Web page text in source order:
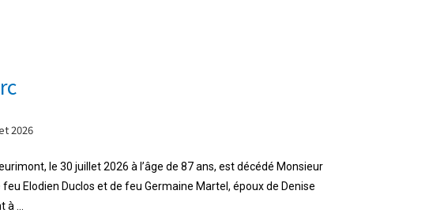
2026
le 30 juillet 2026 à l’âge de 87 ans, est décédé Monsieur
feu Elodien Duclos et de feu Germaine Martel, époux de Denise
...